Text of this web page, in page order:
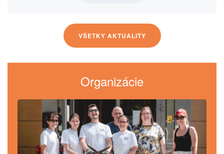
VŠETKY AKTUALITY
Organizácie